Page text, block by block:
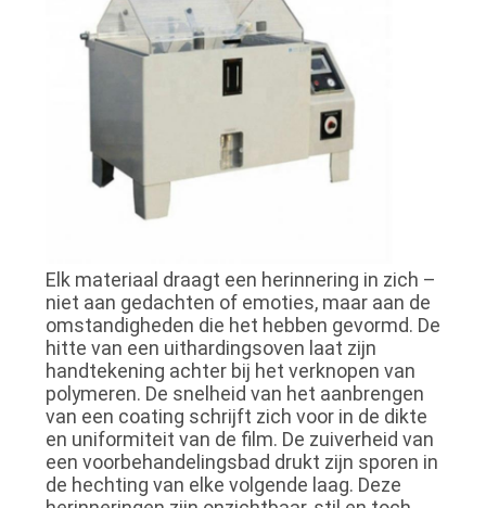
PRIVACYBELEID
Elk materiaal draagt ​​een herinnering in zich –
niet aan gedachten of emoties, maar aan de
omstandigheden die het hebben gevormd. De
hitte van een uithardingsoven laat zijn
handtekening achter bij het verknopen van
polymeren. De snelheid van het aanbrengen
van een coating schrijft zich voor in de dikte
en uniformiteit van de film. De zuiverheid van
een voorbehandelingsbad drukt zijn sporen in
de hechting van elke volgende laag. Deze